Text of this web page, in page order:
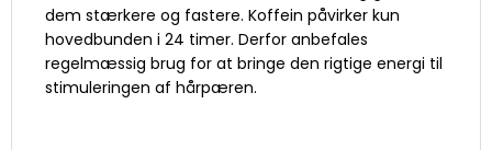
dem stærkere og fastere. Koffein påvirker kun
hovedbunden i 24 timer. Derfor anbefales
regelmæssig brug for at bringe den rigtige energi til
stimuleringen af ​​hårpæren.